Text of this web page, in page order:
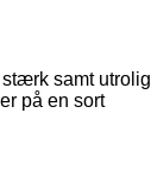
samt utrolig
på en sort